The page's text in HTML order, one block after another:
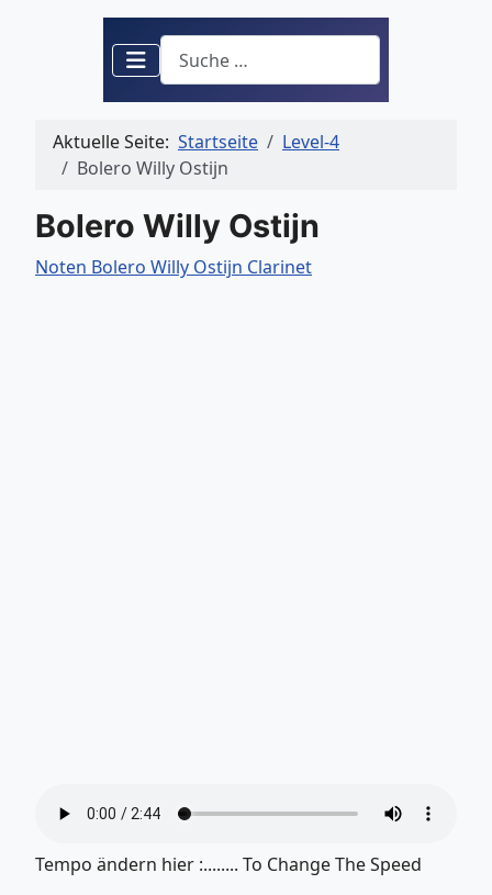
Suchen
Aktuelle Seite: Startseite
Level-4
Bolero Willy Ostijn
Bolero Willy Ostijn
Noten Bolero Willy Ostijn Clarinet
Tempo ändern hier :........ To Change The Speed